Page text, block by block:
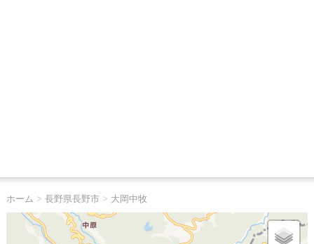
ホーム > 長野県長野市> 大岡中牧